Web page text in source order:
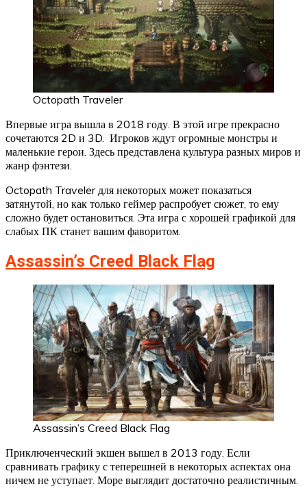
Octopath Traveler
Впервые игра вышла в 2018 году. В этой игре прекрасно
сочетаются 2D и 3D. Игроков ждут огромные монстры и
маленькие герои. Здесь представлена культура разных миров и
жанр фэнтези.
Octopath Traveler для некоторых может показаться
затянутой, но как только геймер распробует сюжет, то ему
сложно будет остановиться. Эта игра с хорошей графикой для
слабых ПК станет вашим фаворитом.
Assassin’s Creed Black Flag
Assassin’s Creed Black Flag
Приключенческий экшен вышел в 2013 году. Если
сравнивать графику с теперешней в некоторых аспектах она
ничем не уступает. Море выглядит достаточно реалистичным.